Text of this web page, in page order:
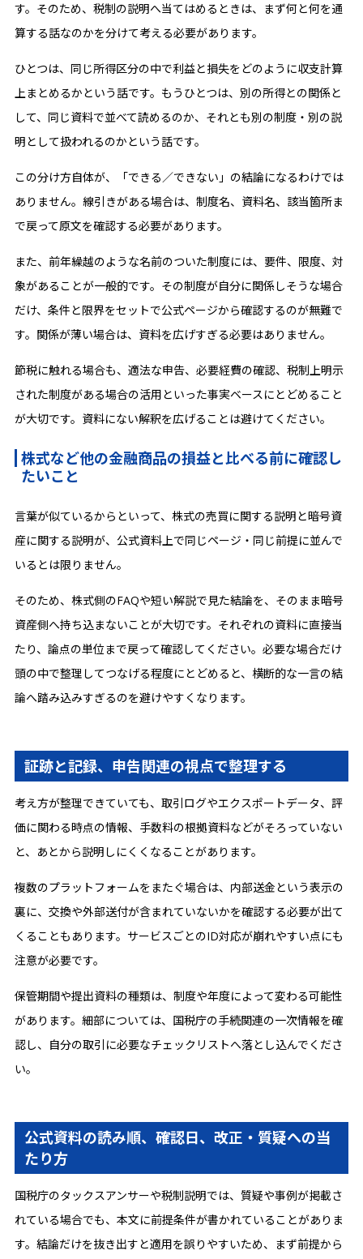
す。そのため、税制の説明へ当てはめるときは、まず何と何を通
算する話なのかを分けて考える必要があります。
ひとつは、同じ所得区分の中で利益と損失をどのように収支計算
上まとめるかという話です。もうひとつは、別の所得との関係と
して、同じ資料で並べて読めるのか、それとも別の制度・別の説
明として扱われるのかという話です。
この分け方自体が、「できる／できない」の結論になるわけでは
ありません。線引きがある場合は、制度名、資料名、該当箇所ま
で戻って原文を確認する必要があります。
また、前年繰越のような名前のついた制度には、要件、限度、対
象があることが一般的です。その制度が自分に関係しそうな場合
だけ、条件と限界をセットで公式ページから確認するのが無難で
す。関係が薄い場合は、資料を広げすぎる必要はありません。
節税に触れる場合も、適法な申告、必要経費の確認、税制上明示
された制度がある場合の活用といった事実ベースにとどめること
が大切です。資料にない解釈を広げることは避けてください。
株式など他の金融商品の損益と比べる前に確認し
たいこと
言葉が似ているからといって、株式の売買に関する説明と暗号資
産に関する説明が、公式資料上で同じページ・同じ前提に並んで
いるとは限りません。
そのため、株式側のFAQや短い解説で見た結論を、そのまま暗号
資産側へ持ち込まないことが大切です。それぞれの資料に直接当
たり、論点の単位まで戻って確認してください。必要な場合だけ
頭の中で整理してつなげる程度にとどめると、横断的な一言の結
論へ踏み込みすぎるのを避けやすくなります。
証跡と記録、申告関連の視点で整理する
考え方が整理できていても、取引ログやエクスポートデータ、評
価に関わる時点の情報、手数料の根拠資料などがそろっていない
と、あとから説明しにくくなることがあります。
複数のプラットフォームをまたぐ場合は、内部送金という表示の
裏に、交換や外部送付が含まれていないかを確認する必要が出て
くることもあります。サービスごとのID対応が崩れやすい点にも
注意が必要です。
保管期間や提出資料の種類は、制度や年度によって変わる可能性
があります。細部については、国税庁の手続関連の一次情報を確
認し、自分の取引に必要なチェックリストへ落とし込んでくださ
い。
公式資料の読み順、確認日、改正・質疑への当
たり方
国税庁のタックスアンサーや税制説明では、質疑や事例が掲載さ
れている場合でも、本文に前提条件が書かれていることがありま
す。結論だけを抜き出すと適用を誤りやすいため、まず前提から